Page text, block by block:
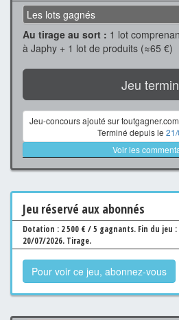
Les lots gagnés
Au tirage au sort : 1 lot
à Japhy + 1 lot de produits (≈65 €)
Jeu
Jeu-concours ajouté sur toutgagner.com
Terminé depuis le
Voir les
Jeu réservé aux abonnés
Dotation : 2 500 € / 5 gagnants. Fin du jeu
20/07/2026. Tirage.
Pour voir ce jeu, abonnez-vous